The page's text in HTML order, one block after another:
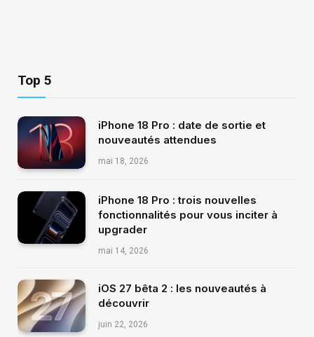
Top 5
iPhone 18 Pro : date de sortie et
nouveautés attendues
mai 18, 2026
iPhone 18 Pro : trois nouvelles
fonctionnalités pour vous inciter à
upgrader
mai 14, 2026
iOS 27 bêta 2 : les nouveautés à
découvrir
juin 22, 2026